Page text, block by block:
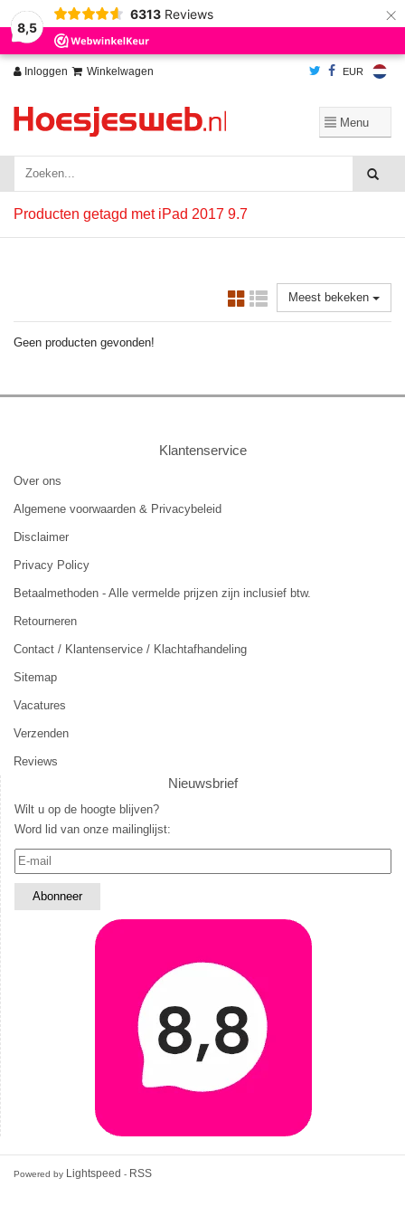
8,5
6313 Reviews ×
Inloggen Winkelwagen EUR
Producten getagd met iPad 2017 9.7
Meest bekeken
Geen producten gevonden!
Klantenservice
Over ons
Algemene voorwaarden & Privacybeleid
Disclaimer
Privacy Policy
Betaalmethoden - Alle vermelde prijzen zijn inclusief btw.
Retourneren
Contact / Klantenservice / Klachtafhandeling
Sitemap
Vacatures
Verzenden
Reviews
Nieuwsbrief
Wilt u op de hoogte blijven?
Word lid van onze mailinglijst:
Powered by Lightspeed - RSS
Wij slaan cookies op om onze website te verbeteren. Is dat akkoord?
Ja
Nee